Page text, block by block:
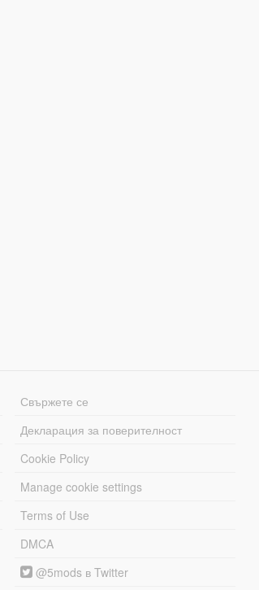
Свържете се
Декларация за поверителност
Cookie Policy
Manage cookie settings
Terms of Use
DMCA
@5mods в Twitter